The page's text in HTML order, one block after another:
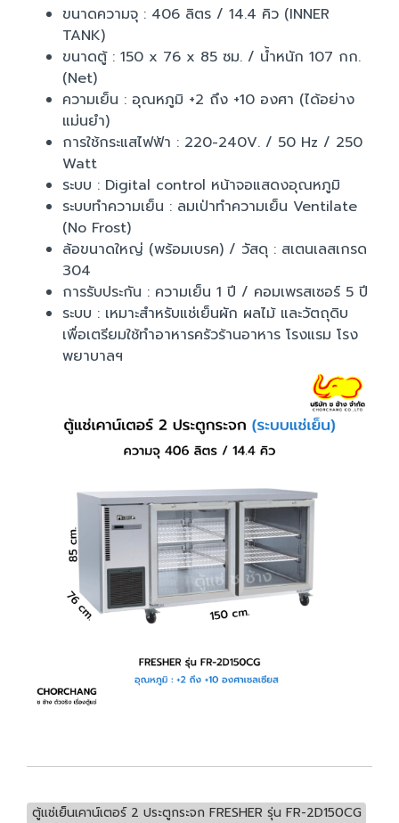
ขนาดความจุ : 406 ลิตร / 14.4 คิว (INNER
TANK)
ขนาดตู้ : 150 x 76 x 85 ซม. / น้ำหนัก 107 กก.
(Net)
ความเย็น : อุณหภูมิ +2 ถึง +10 องศา (ได้อย่าง
แม่นยำ)
การใช้กระแสไฟฟ้า : 220-240V. / 50 Hz / 250
Watt
ระบบ : Digital control หน้าจอแสดงอุณหภูมิ
ระบบทำความเย็น : ลมเป่าทำความเย็น Ventilate
(No Frost)
ล้อขนาดใหญ่ (พร้อมเบรค) / วัสดุ : สเตนเลสเกรด
304
การรับประกัน : ความเย็น 1 ปี / คอมเพรสเซอร์ 5 ปี
ระบบ : เหมาะสำหรับแช่เย็นผัก ผลไม้ และวัตถุดิบ
เพื่อเตรียมใช้ทำอาหารครัวร้านอาหาร โรงแรม โรง
พยาบาลฯ
ตู้แช่เย็นเคาน์เตอร์ 2 ประตูกระจก FRESHER รุ่น FR-2D150CG